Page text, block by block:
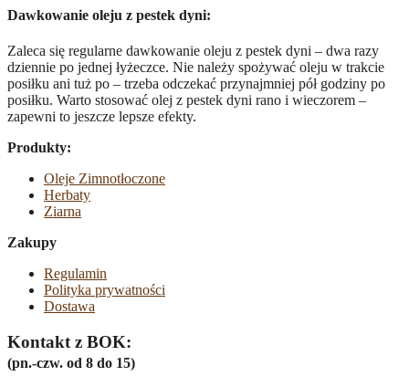
Dawkowanie oleju z pestek dyni:
Zaleca się regularne dawkowanie oleju z pestek dyni – dwa razy
dziennie po jednej łyżeczce. Nie należy spożywać oleju w trakcie
posiłku ani tuż po – trzeba odczekać przynajmniej pół godziny po
posiłku. Warto stosować olej z pestek dyni rano i wieczorem –
zapewni to jeszcze lepsze efekty.
Produkty:
Oleje Zimnotłoczone
Herbaty
Ziarna
Zakupy
Regulamin
Polityka prywatności
Dostawa
Kontakt z BOK:
(pn.-czw. od 8 do 15)